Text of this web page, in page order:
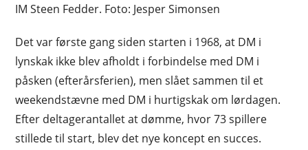
IM Steen Fedder. Foto: Jesper Simonsen
Det var første gang siden starten i 1968, at DM i
lynskak ikke blev afholdt i forbindelse med DM i
påsken (efterårsferien), men slået sammen til et
weekendstævne med DM i hurtigskak om lørdagen.
Efter deltagerantallet at dømme, hvor 73 spillere
stillede til start, blev det nye koncept en succes.